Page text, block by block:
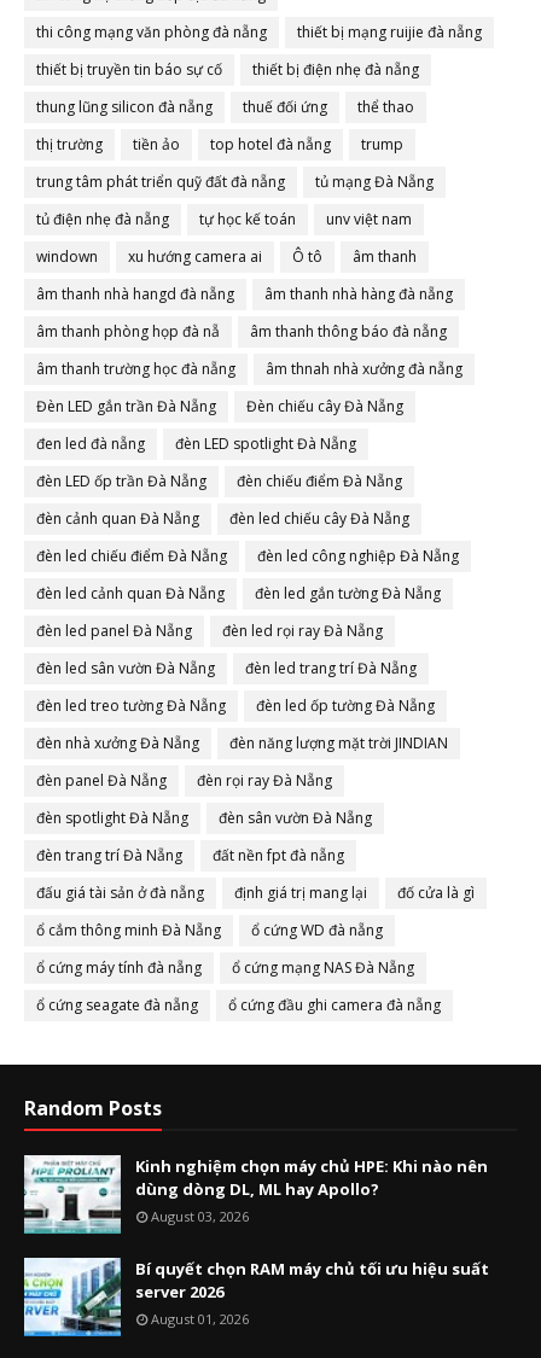
thi công mạng văn phòng đà nẵng
thiết bị mạng ruijie đà nẵng
thiết bị truyền tin báo sự cố
thiết bị điện nhẹ đà nẵng
thung lũng silicon đà nẵng
thuế đối ứng
thể thao
thị trường
tiền ảo top hotel đà nẵng
trump
trung tâm phát triển quỹ đất đà nẵng
tủ mạng Đà Nẵng
tủ điện nhẹ đà nẵng
tự học kế toán
unv việt nam
windown
xu hướng camera ai Ô tô
âm thanh
âm thanh nhà hangd đà nẵng
âm thanh nhà hàng đà nẵng
âm thanh phòng họp đà nẵ
âm thanh thông báo đà nẵng
âm thanh trường học đà nẵng
âm thnah nhà xưởng đà nẵng
Đèn LED gắn trần Đà Nẵng
Đèn chiếu cây Đà Nẵng
đen led đà nẵng
đèn LED spotlight Đà Nẵng
đèn LED ốp trần Đà Nẵng
đèn chiếu điểm Đà Nẵng
đèn cảnh quan Đà Nẵng
đèn led chiếu cây Đà Nẵng
đèn led chiếu điểm Đà Nẵng
đèn led công nghiệp Đà Nẵng
đèn led cảnh quan Đà Nẵng
đèn led gắn tường Đà Nẵng
đèn led panel Đà Nẵng
đèn led rọi ray Đà Nẵng
đèn led sân vườn Đà Nẵng
đèn led trang trí Đà Nẵng
đèn led treo tường Đà Nẵng
đèn led ốp tường Đà Nẵng
đèn nhà xưởng Đà Nẵng
đèn năng lượng mặt trời JINDIAN
đèn panel Đà Nẵng
đèn rọi ray Đà Nẵng
đèn spotlight Đà Nẵng
đèn sân vườn Đà Nẵng
đèn trang trí Đà Nẵng
đất nền fpt đà nẵng
đấu giá tài sản ở đà nẵng
định giá trị mang lại
đố cửa là gì
ổ cắm thông minh Đà Nẵng
ổ cứng WD đà nẵng
ổ cứng máy tính đà nẵng
ổ cứng mạng NAS Đà Nẵng
ổ cứng seagate đà nẵng
ổ cứng đầu ghi camera đà nẵng
Random Posts
Kinh nghiệm chọn máy chủ HPE: Khi nào nên
dùng dòng DL, ML hay Apollo?
August 03, 2026
Bí quyết chọn RAM máy chủ tối ưu hiệu suất
server 2026
August 01, 2026